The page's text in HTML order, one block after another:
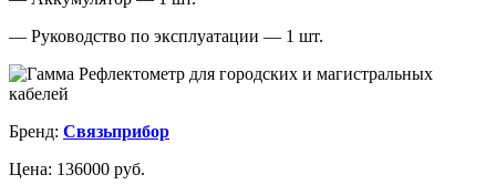
— Руководство по эксплуатации — 1 шт.
Бренд: Связьприбор
Цена: 136000 руб.